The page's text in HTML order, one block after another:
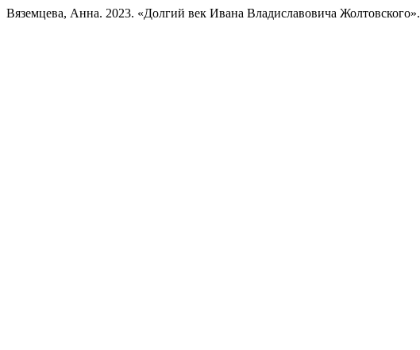
Вяземцева, Анна. 2023. «Долгий век Ивана Владиславовича Жолтовского».